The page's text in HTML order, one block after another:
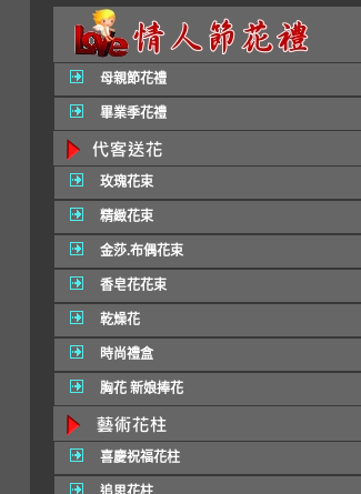
母親節花禮
畢業季花禮
玫瑰花束
精緻花束
金莎.布偶花束
香皂花花束
乾燥花
時尚禮盒
胸花 新娘捧花
喜慶祝福花柱